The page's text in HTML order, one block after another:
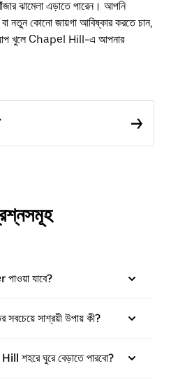
ঝামেলা এড়াতে পারেন। আপনি
নতুন কোনো জায়গা আবিষ্কার করতে চান,
খুলে Chapel Hill-এ আপনার
যাবে?
সাশ্রয়ী উপায় কী?
শহরে ঘুরে বেড়াতে পারবো?